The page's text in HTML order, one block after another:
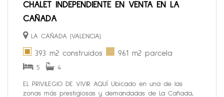
CHALET INDEPENDIENTE EN VENTA EN LA
CAÑADA
LA CAÑADA (VALENCIA)
393 m2 construidos 961 m2 parcela
5 4
EL PRIVILEGIO DE VIVIR AQUÍ Ubicado en una de las
zonas más prestigiosas y demandadas de La Cañada,